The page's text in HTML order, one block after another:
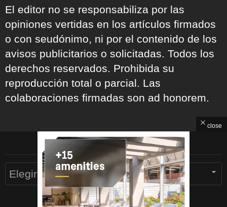
El editor no se responsabiliza por las
opiniones vertidas en los artículos firmados
o con seudónimo, ni por el contenido de los
avisos publicitarios o solicitadas. Todos los
derechos reservados. Prohibida su
reproducción total o parcial. Las
colaboraciones firmadas son ad honorem.
ARCHIVOS
Archivos
close